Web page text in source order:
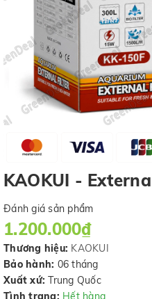
KAOKUI -
Đánh giá sản phẩm
1.200.000₫
Thương hiệu: KAOKUI
Bảo hành: 06 tháng
Xuất xứ: Trung Quốc